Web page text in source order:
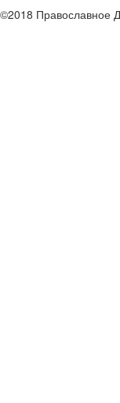
©2018 Православное